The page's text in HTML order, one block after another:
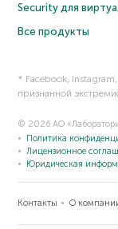
Security для
Все продукты
* Facebook,
признанной
© 2026 АО
Политика
Лицензионное
Юридическая
Контакты О